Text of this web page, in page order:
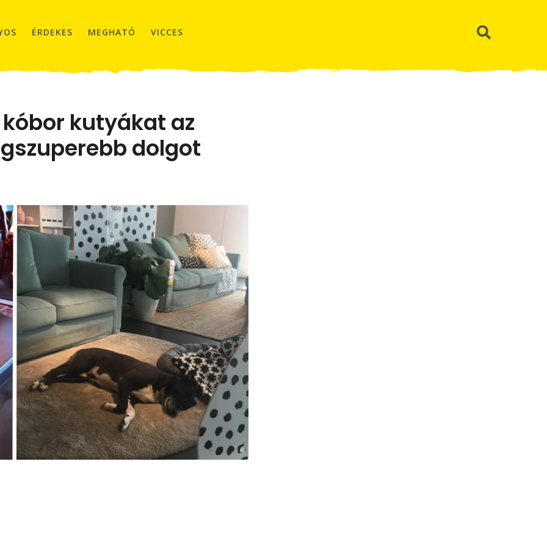
ÉRDEKES MEGHATÓ VICCES
kóbor kutyákat az
dolgot